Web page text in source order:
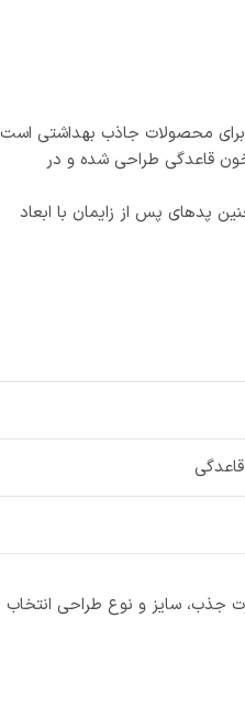
برای محصولات جاذب بهداشتی است
خون قاعدگی طراحی شده و در
پدهای پس از زایمان با ابعاد
قاعدگی
جذب، سایز و نوع طراحی انتخاب